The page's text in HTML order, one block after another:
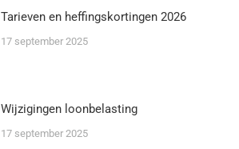
Tarieven en heffingskortingen 2026
17 september 2025
Wijzigingen loonbelasting
17 september 2025